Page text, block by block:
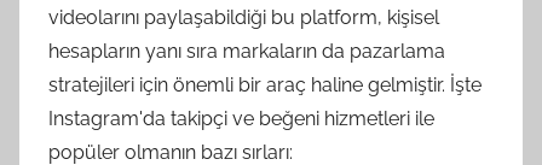
videolarını paylaşabildiği bu platform, kişisel
hesapların yanı sıra markaların da pazarlama
stratejileri için önemli bir araç haline gelmiştir. İşte
Instagram'da takipçi ve beğeni hizmetleri ile
popüler olmanın bazı sırları: